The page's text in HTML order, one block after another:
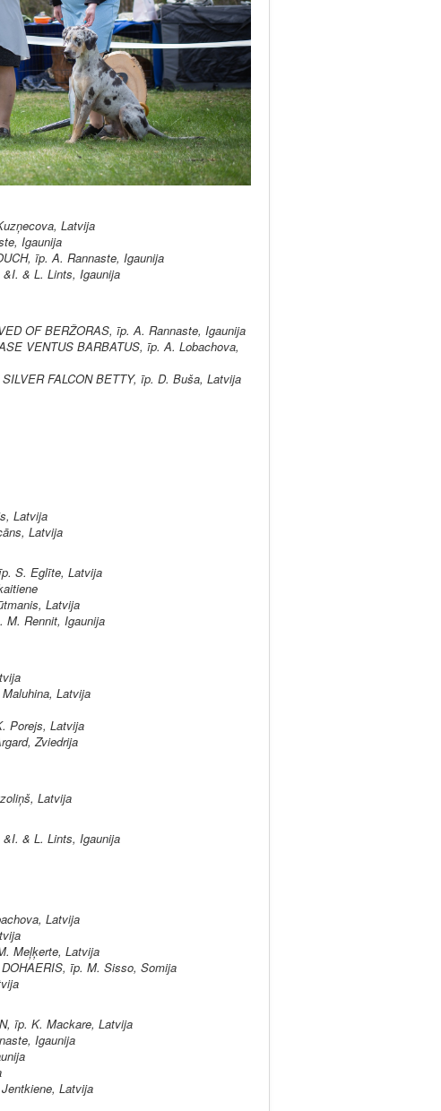
Latvija
Igaunija
īp. A. Rannaste, Igaunija
& L. Lints, Igaunija
OF BERŽORAS, īp. A. Rannaste, Igaunija
VENTUS BARBATUS, īp. A. Lobachova,
FALCON BETTY, īp. D. Buša, Latvija
Latvija
Latvija
S. Eglīte, Latvija
Latvija
M. Rennit, Igaunija
Latvija
Porejs, Latvija
Zviedrija
Latvija
&I. & L. Lints, Igaunija
Latvija
Meļķerte, Latvija
īp. M. Sisso, Somija
īp. K. Mackare, Latvija
Igaunija
Latvija